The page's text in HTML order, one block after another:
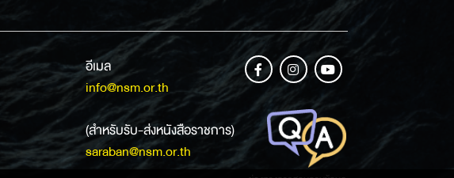
อีเมล
info@nsm.or.th
(สำหรับรับ-ส่งหนังสือราชการ)
saraban@nsm.or.th